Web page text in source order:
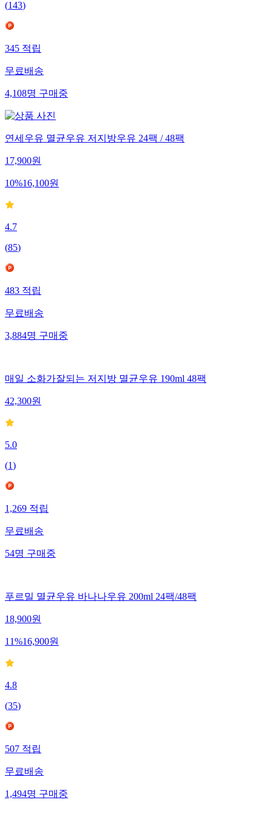
(143)
345 적립
무료배송
4,108명 구매중
연세우유 멸균우유 저지방우유 24팩 / 48팩
17,900원
10%16,100원
4.7
(85)
483 적립
무료배송
3,884명 구매중
매일 소화가잘되는 저지방 멸균우유 190ml 48팩
42,300원
5.0
(1)
1,269 적립
무료배송
54명 구매중
푸르밀 멸균우유 바나나우유 200ml 24팩/48팩
18,900원
11%16,900원
4.8
(35)
507적립
무료배송
1,494명구매중